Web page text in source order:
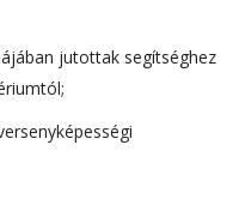
jutottak segítséghez